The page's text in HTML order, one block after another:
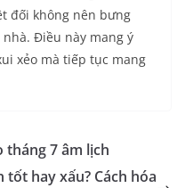
đối không nên bưng
Điều này mang ý
xẻo mà tiếp tục mang
tháng 7 âm lịch
hay xấu? Cách hóa